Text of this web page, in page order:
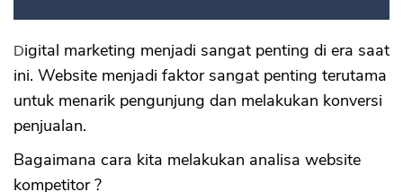
Digital marketing menjadi sangat penting di era saat
ini. Website menjadi faktor sangat penting terutama
untuk menarik pengunjung dan melakukan konversi
penjualan.
Bagaimana cara kita melakukan analisa website
kompetitor ?